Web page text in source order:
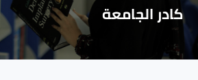
كادر الجامعة